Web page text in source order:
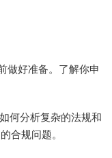
做好准备。了解你申
何分析复杂的法规和
合规问题。